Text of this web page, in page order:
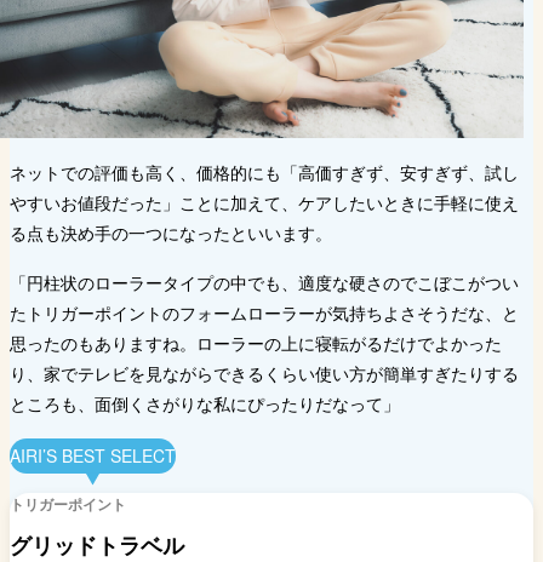
ネットでの評価も高く、価格的にも「高価すぎず、安すぎず、試し
やすいお値段だった」ことに加えて、ケアしたいときに手軽に使え
る点も決め手の一つになったといいます。
「円柱状のローラータイプの中でも、適度な硬さのでこぼこがつい
たトリガーポイントのフォームローラーが気持ちよさそうだな、と
思ったのもありますね。ローラーの上に寝転がるだけでよかった
り、家でテレビを見ながらできるくらい使い方が簡単すぎたりする
ところも、面倒くさがりな私にぴったりだなって」
AIRI’S BEST SELECT
トリガーポイント
グリッドトラベル